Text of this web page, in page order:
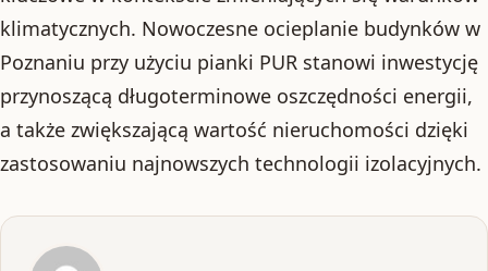
klimatycznych. Nowoczesne ocieplanie budynków w
Poznaniu przy użyciu pianki PUR stanowi inwestycję
przynoszącą długoterminowe oszczędności energii,
a także zwiększającą wartość nieruchomości dzięki
zastosowaniu najnowszych technologii izolacyjnych.